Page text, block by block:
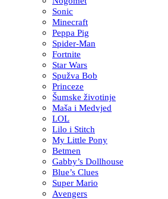
Sonic
Minecraft
Peppa Pig
Spider-Man
Fortnite
Star Wars
Spužva Bob
Princeze
Šumske životinje
Maša i Medvjed
LOL
Lilo i Stitch
My Little Pony
Betmen
Gabby’s Dollhouse
Blue’s Clues
Super Mario
Avengers